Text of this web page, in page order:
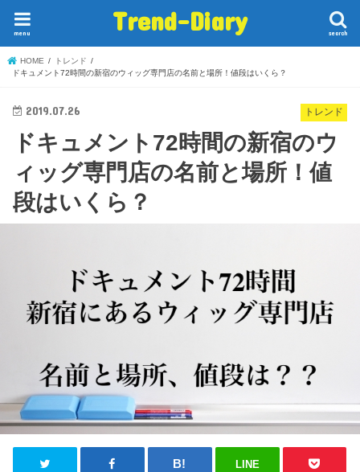
Trend-Diary search
menu
HOME
トレンド
ドキュメント72時間の新宿のウィッグ専門店の名前と場所！値段はいくら？
トレンド
2019.07.26
ドキュメント72時間の新宿のウ
ィッグ専門店の名前と場所！値
段はいくら？
LINE